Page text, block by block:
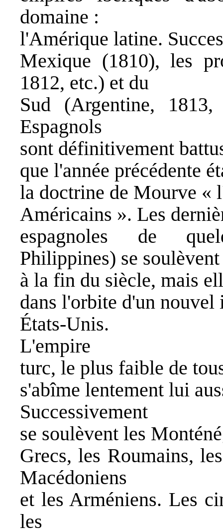
domaine :
l'Amérique latine.
Mexique (1810), les
1812, etc.) et du
Sud (Argentine,
Espagnols
sont définitivement
que l'année précédente
la doctrine de Mourve «
Américains ». Les
espagnoles de
Philippines) se soulèvent
à la fin du siècle, mais
dans l'orbite d'un
États-Unis.
L'empire
turc, le plus faible de
s'abîme lentement lui
Successivement
se soulèvent les
Grecs, les Roumains,
Macédoniens
et les Arméniens. Les
les